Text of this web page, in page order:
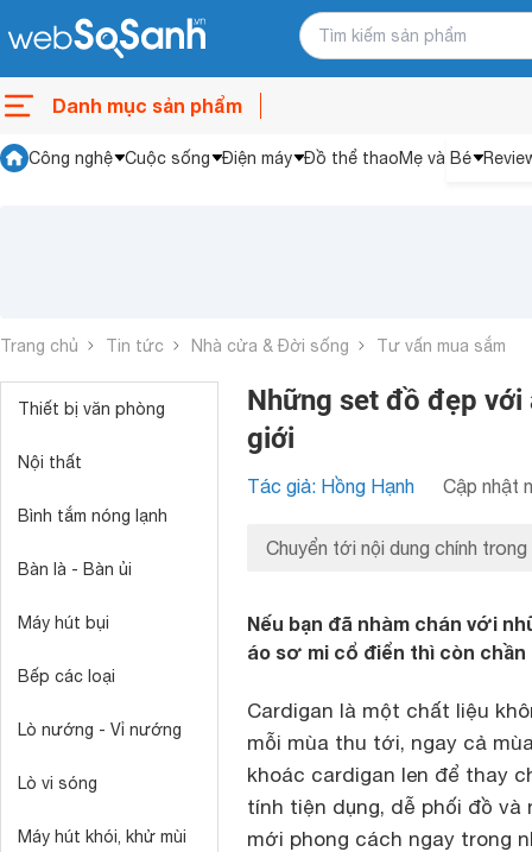
Danh mục sản phẩm
Công nghệ Cuộc sống Điện máy Đồ thể thaoMẹ và Bé
Trang chủ Tin tức Nhà cửa & Đời sống Tư vấn mua sắm
Thiết bị văn phòng
Nội thất
Bình tắm nóng lạnh
Bàn là - Bàn ủi
Máy hút bụi
Bếp các loại
Lò nướng - Vỉ nướng
Lò vi sóng
Máy hút khói, khử mùi
Những set đồ đẹp
giới
Tác giả: Hồng Hạnh Cập nhật
Chuyển tới nội dung chính trong
Nếu bạn đã nhàm chán với
áo sơ mi cổ điển thì còn
Cardigan là một chất liệu
mỗi mùa thu tới, ngay cả
khoác cardigan len để thay
tính tiện dụng, dễ phối đồ
mới phong cách ngay trong